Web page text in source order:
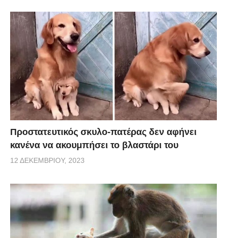
Προστατευτικός σκυλο-πατέρας δεν αφήνει
κανένα να ακουμπήσει το βλαστάρι του
12 ΔΕΚΕΜΒΡΊΟΥ, 2023